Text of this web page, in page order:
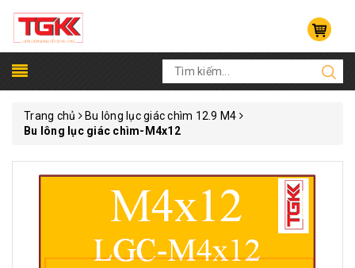
Trang chủ
Bu lông lục giác chìm 12.9 M4
Bu lông lục giác chìm-M4x12